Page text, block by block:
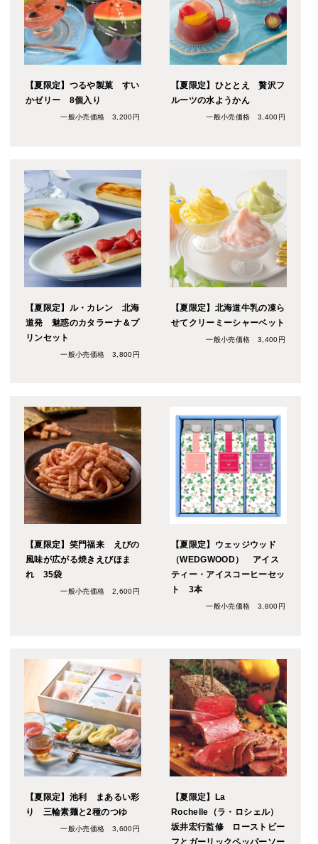
【夏限定】つるや製菓 すい
かゼリー 8個入り
一般小売価格 3,200円
【夏限定】ひととえ 贅沢フ
ルーツの水ようかん
一般小売価格 3,400円
【夏限定】ル・カレン 北海
道発 魅惑のカタラーナ＆プ
リンセット
一般小売価格 3,800円
【夏限定】北海道牛乳の凍ら
せてクリーミーシャーベット
一般小売価格 3,400円
【夏限定】笑門福来 えびの
風味が広がる焼きえびほま
れ 35袋
一般小売価格 2,600円
【夏限定】ウェッジウッド
（WEDGWOOD） アイス
ティー・アイスコーヒーセッ
ト 3本
一般小売価格 3,800円
【夏限定】池利 まあるい彩
り 三輪素麺と2種のつゆ
一般小売価格 3,600円
【夏限定】La
Rochelle（ラ・ロシェル）
坂井宏行監修 ローストビー
フとガーリックペッパーソー